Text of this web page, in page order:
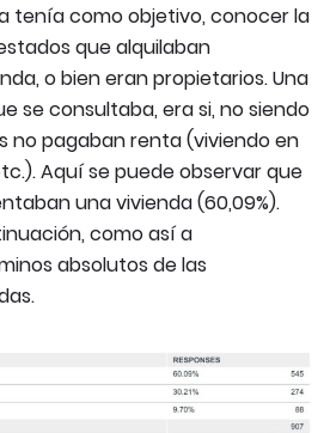
tenía como objetivo, conocer la
que alquilaban
o bien eran propietarios. Una
se consultaba, era si, no siendo
no pagaban renta (viviendo en
Aquí se puede observar que
una vivienda (60,09%).
como así a
absolutos de las